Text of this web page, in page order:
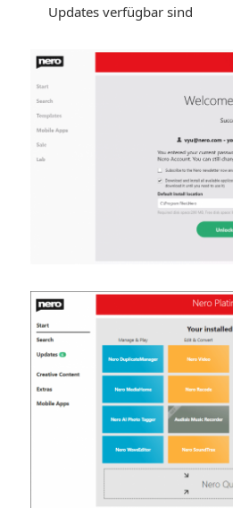
Updates verfügbar sind